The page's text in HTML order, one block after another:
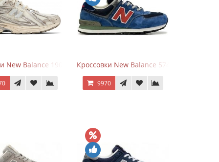
Dark Grey
New Balance 1906R Arid StoneКроссовки New Balance 574 Blue Black
9970